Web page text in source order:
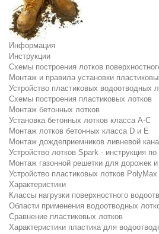
Информация
Инструкции
Схемы построения лотков
Монтаж и правила установки
Устройство пластиковых водоотводных
Схемы построения пластиковых лотков
Монтаж бетонных лотков
Установка бетонных лотков класса A-C
Монтаж лотков бетонных класса D и E
Монтаж дождеприемников ливневой
Устройство лотков Spark - инструкция
Монтаж газонной решетки для дорожек и
Устройство пластиковых лотков
Характеристики
Классы нагрузки поверхностного
Области применения водоотводных
Сравнение пластиковых лотков
Характеристики пластика для